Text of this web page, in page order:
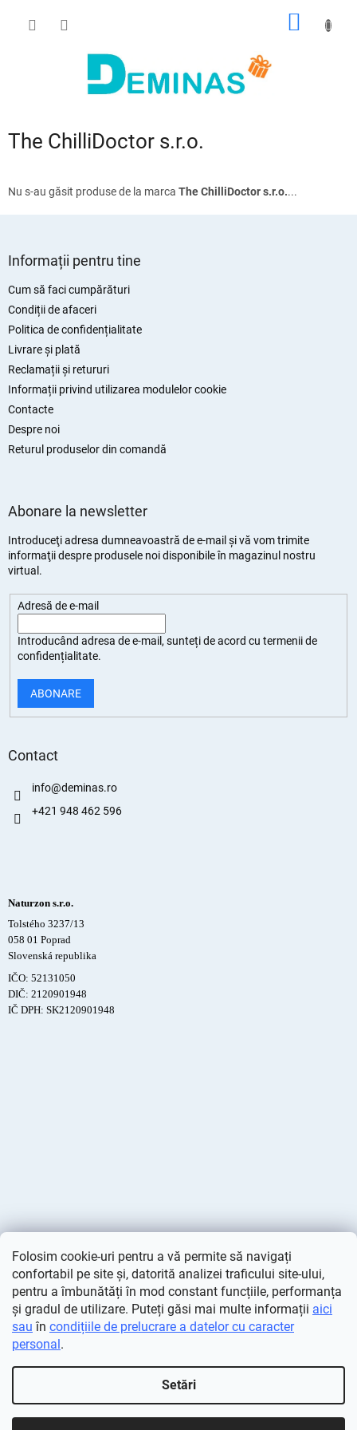
Folosim cookie-uri pentru a vă permite să navigați
confortabil pe site și, datorită analizei traficului site-ului,
pentru a îmbunătăți în mod constant funcțiile, performanța
și gradul de utilizare. Puteți găsi mai multe informații aici
sau în condițiile de prelucrare a datelor cu caracter
personal.
Setări
COŞ
The ChilliDoctor s.r.o.
Nu s-au găsit produse de la marca The ChilliDoctor s.r.o....
Informații pentru tine
Cum să faci cumpărături
Condiții de afaceri
Politica de confidențialitate
Livrare și plată
Reclamații și retururi
Informații privind utilizarea modulelor cookie
Contacte
Despre noi
Returul produselor din comandă
Abonare la newsletter
Introduceţi adresa dumneavoastră de e-mail şi vă vom trimite
informaţii despre produsele noi disponibile în magazinul nostru
virtual.
Adresă de e-mail
Introducând adresa de e-mail, sunteți deacord cu termenii de
confidențialitate.
ABONARE
Contact
info@deminas.ro
+421 948 462 596
Naturzon s.r.o.
Tolstého 3237/13
058 01 Poprad
Slovenská republika
IČO: 52131050
DIČ: 2120901948
IČ DPH: SK2120901948